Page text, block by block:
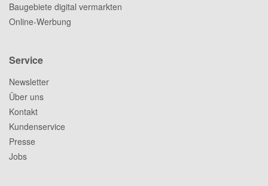
Baugebiete digital vermarkten
Online-Werbung
Service
Newsletter
Über uns
Kontakt
Kundenservice
Presse
Jobs